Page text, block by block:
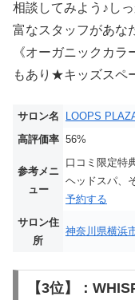
相談してみよう♪し
富なスタッフがあな
《オーガニックカ
もあり★キッズスペ
サロン名
LOOPS
高評価率 56%
参考メニ
ュー
口コミ限定特
ヘッドスパ、
予約する
サロン住
所
神奈川県横浜
【3位】：